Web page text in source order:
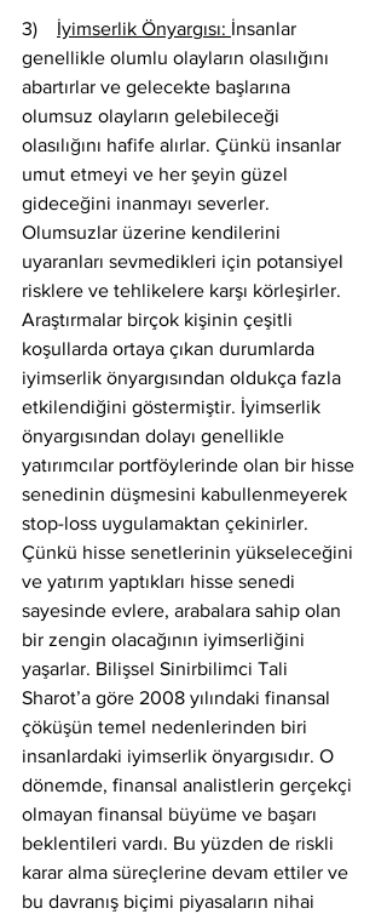
3) İyimserlik Önyargısı: İnsanlar
genellikle olumlu olayların olasılığını
abartırlar ve gelecekte başlarına
olumsuz olayların gelebileceği
olasılığını hafife alırlar. Çünkü insanlar
umut etmeyi ve her şeyin güzel
gideceğini inanmayı severler.
Olumsuzlar üzerine kendilerini
uyaranları sevmedikleri için potansiyel
risklere ve tehlikelere karşı körleşirler.
Araştırmalar birçok kişinin çeşitli
koşullarda ortaya çıkan durumlarda
iyimserlik önyargısından oldukça fazla
etkilendiğini göstermiştir. İyimserlik
önyargısından dolayı genellikle
yatırımcılar portföylerinde olan bir hisse
senedinin düşmesini kabullenmeyerek
stop-loss uygulamaktan çekinirler.
Çünkü hisse senetlerinin yükseleceğini
ve yatırım yaptıkları hisse senedi
sayesinde evlere, arabalara sahip olan
bir zengin olacağının iyimserliğini
yaşarlar. Bilişsel Sinirbilimci Tali
Sharot’a göre 2008 yılındaki finansal
çöküşün temel nedenlerinden biri
insanlardaki iyimserlik önyargısıdır. O
dönemde, finansal analistlerin gerçekçi
olmayan finansal büyüme ve başarı
beklentileri vardı. Bu yüzden de riskli
karar alma süreçlerine devam ettiler ve
bu davranış biçimi piyasaların nihai